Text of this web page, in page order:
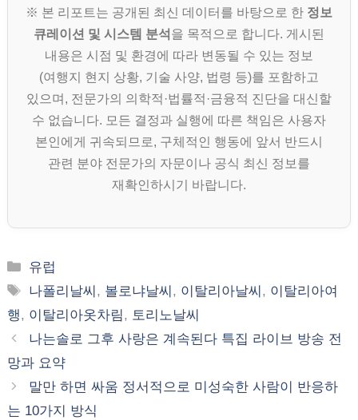
※ 본 리포트는 공개된 최신 데이터를 바탕으로 한 정보
큐레이션 및 시스템 분석 을 목적으로 합니다. 게시된
내용은 시점 및 환경에 따라 변동될 수 있는 정보
(여행지 현지 상황, 기술 사양, 법령 등)를 포함하고
있으며, 전문가의 의학적·법률적·금융적 진단을 대신할
수 없습니다. 모든 결정과 실행에 따른 책임은 사용자
본인에게 귀속되므로, 구체적인 행동에 앞서 반드시
관련 분야 전문가의 자문이나 공식 최신 정보를
재확인하시기 바랍니다.
카
테
리
유럽
태
그
나폴리날씨 , 볼로냐날씨 , 이탈리아날씨 , 이탈리아여
행, 이탈리아옷차림, 토리노날씨
나는솔로 그후 사랑은 계속된다 특집 라이브 방송 전
망과 요약
말만 하면 싸움 정서적으로 미성숙한 사람이 반응하
는 10가지 방식